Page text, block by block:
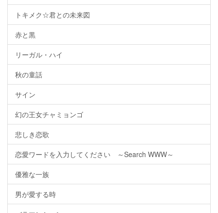
トキメク☆君との未来図
赤と黒
リーガル・ハイ
秋の童話
サイン
幻の王女チャミョンゴ
悲しき恋歌
恋愛ワードを入力してください ～Search WWW～
優雅な一族
男が愛する時